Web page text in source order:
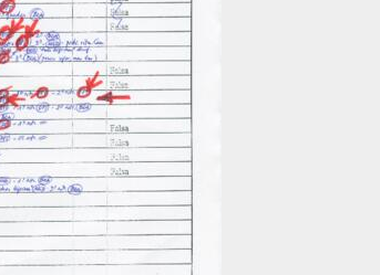
a José Mário Branco
Jorge" 1993
João Rocha - TV